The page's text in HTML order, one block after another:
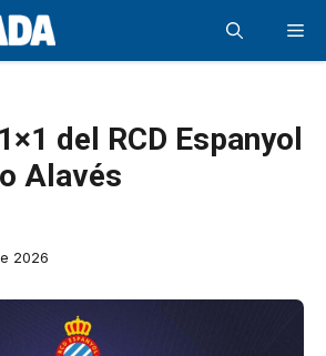
del RCD Espanyol
Alavés
2026